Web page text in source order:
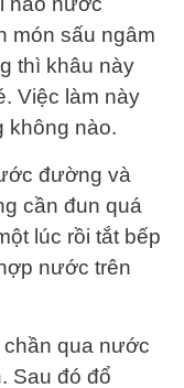
món sấu ngâm
thì khâu này
Việc làm này
không nào.
đường và
cần đun quá
lúc rồi tắt bếp
nước trên
qua nước
. Sau đó đổ